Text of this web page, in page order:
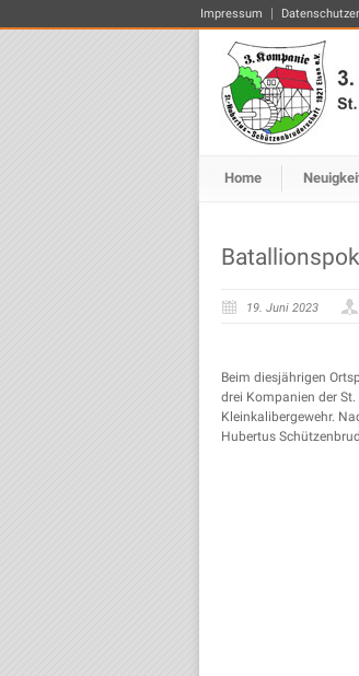
Impressum
Home
19. Juni 2023
Beim diesjährigen
drei Kompanien der
Kleinkalibergewehr.
Hubertus